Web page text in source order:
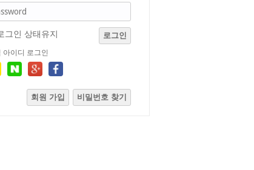
그인 상태유지 로그인
아이디 로그인
회원 가입 비밀번호 찾기